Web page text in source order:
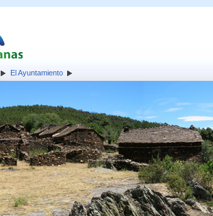
El Ayuntamiento